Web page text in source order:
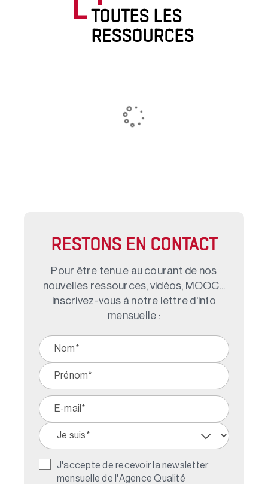
TOUTES LES
RESSOURCES
RESTONS EN CONTACT
Pour être tenu.e au courant de nos
nouvelles ressources, vidéos, MOOC...
inscrivez-vous à notre lettre d'info
mensuelle :
J'accepte de recevoir la newsletter
mensuelle de l'Agence Qualité